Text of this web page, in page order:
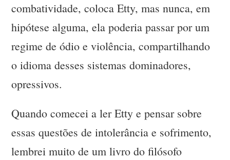
combatividade, coloca Etty, mas nunca, em
hipótese alguma, ela poderia passar por um
regime de ódio e violência, compartilhando
o idioma desses sistemas dominadores,
opressivos.
Quando comecei a ler Etty e pensar sobre
essas questões de intolerância e sofrimento,
lembrei muito de um livro do filósofo